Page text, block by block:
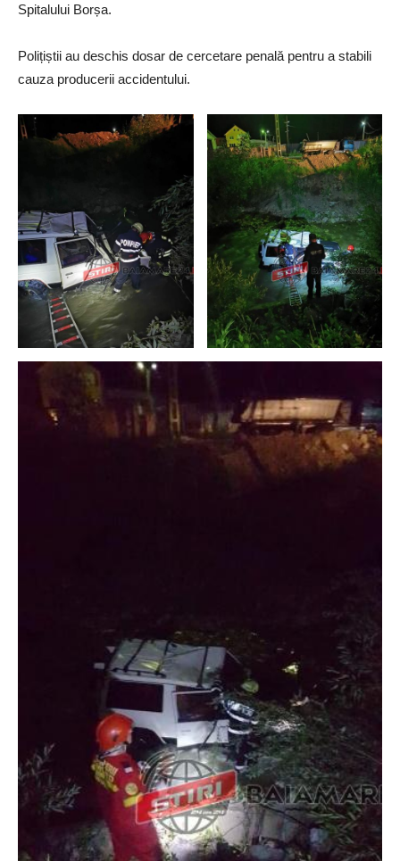
Spitalului Borșa.
Polițiștii au deschis dosar de cercetare penală pentru a stabili
cauza producerii accidentului.